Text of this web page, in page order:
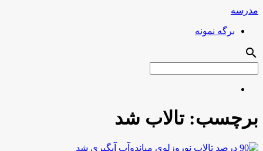
مدرسه
برگه نمونه
search
برچسب:تالاب شد